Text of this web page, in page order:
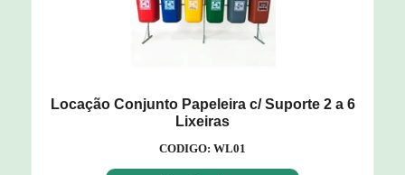
Locação Conjunto Papeleira c/ Suporte 2 a 6
Lixeiras
CODIGO: WL01